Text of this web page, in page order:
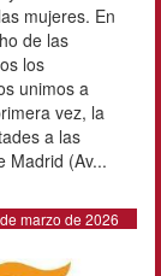
mujeres. En
de las
los
unimos a
vez, la
a las
Madrid (Av...
marzo de 2026